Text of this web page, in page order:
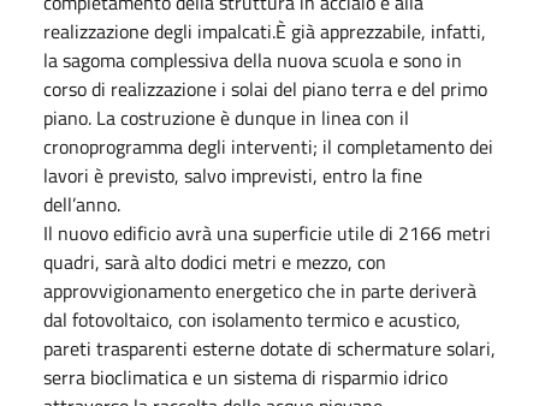
realizzazione degli impalcati.È già apprezzabile, infatti,
la sagoma complessiva della nuova scuola e sono in
corso di realizzazione i solai del piano terra e del primo
piano. La costruzione è dunque in linea con il
cronoprogramma degli interventi; il completamento dei
lavori è previsto, salvo imprevisti, entro la fine
dell’anno.
Il nuovo edificio avrà una superficie utile di 2166 metri
quadri, sarà alto dodici metri e mezzo, con
approvvigionamento energetico che in parte deriverà
dal fotovoltaico, con isolamento termico e acustico,
pareti trasparenti esterne dotate di schermature solari,
serra bioclimatica e un sistema di risparmio idrico